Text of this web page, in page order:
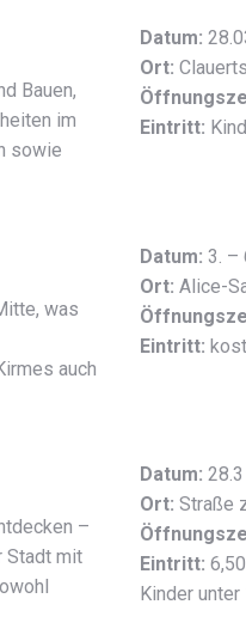
Bauen,
im
sowie
Datum:
Ort:
Eintritt:
was
auch
Datum: 3. –
Ort: Alice-
Eintritt:
–
Stadt mit
Datum:
Ort: Straße
Eintritt:
Kinder